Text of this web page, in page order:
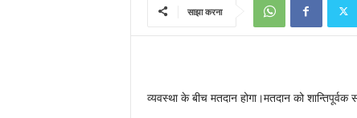
साझा करना
व्यवस्था के बीच मतदान होगा।मतदान को